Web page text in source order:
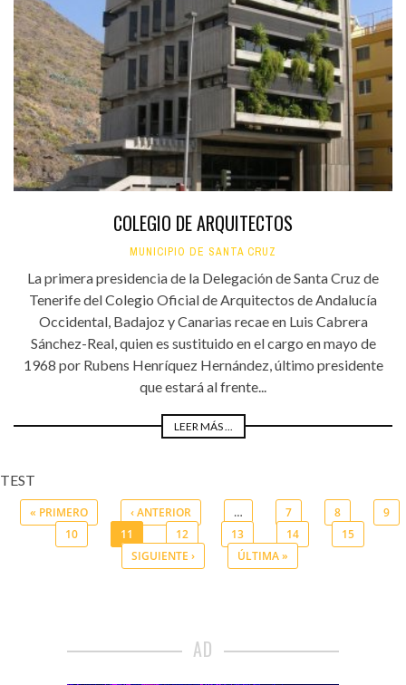
COLEGIO DE ARQUITECTOS
MUNICIPIO DE SANTA CRUZ
La primera presidencia de la Delegación de Santa Cruz de
Tenerife del Colegio Oficial de Arquitectos de Andalucía
Occidental, Badajoz y Canarias recae en Luis Cabrera
Sánchez-Real, quien es sustituido en el cargo en mayo de
1968 por Rubens Henríquez Hernández, último presidente
que estará al frente...
LEER MÁS ...
TEST
Páginas
« PRIMERO ‹ ANTERIOR … 7 8
9
10
11 12 13 14
15
SIGUIENTE ›
ÚLTIMA »
AD